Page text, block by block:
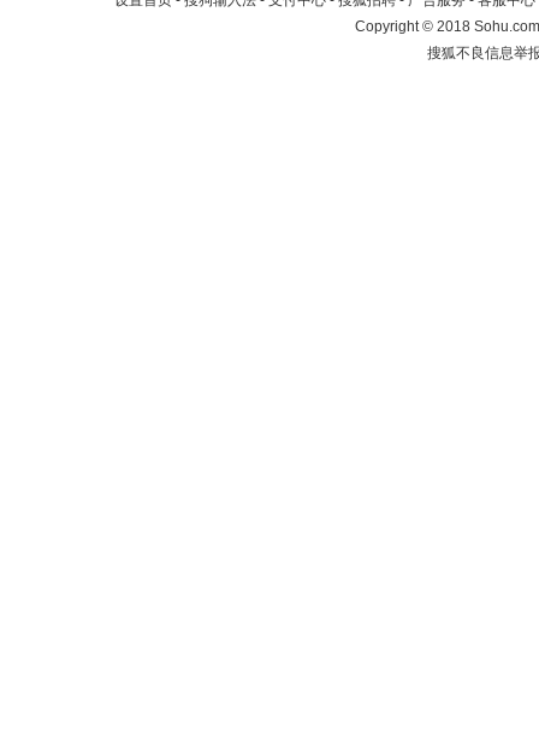
Copyright©2018
搜狐不良信息举